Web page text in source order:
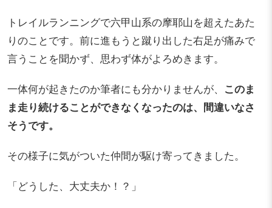
トレイルランニングで六甲山系の摩耶山を超えたあた
りのことです。前に進もうと蹴り出した右足が痛みで
言うことを聞かず、思わず体がよろめきます。
一体何が起きたのか筆者にも分かりませんが、 このま
ま走り続けることができなくなったのは、間違いなさ
そうです。
その様子に気がついた仲間が駆け寄ってきました。
「どうした、大丈夫か！？」